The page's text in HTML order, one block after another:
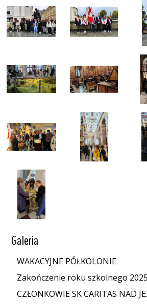
Galeria
WAKACYJNE PÓŁKOLONIE
Zakończenie roku szkolnego
CZŁONKOWIE SK CARITAS NAD